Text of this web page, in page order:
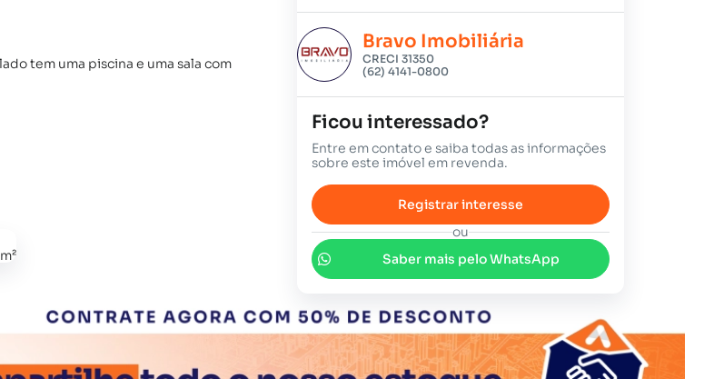
tem uma piscina e uma sala com
Bravo Imobiliária
CRECI 31350
(62) 4141-0800
Ficou interessado?
Entre em contato e saiba todas as informações
sobre este imóvel em revenda.
Registrar interesse
ou
Saber mais pelo WhatsApp